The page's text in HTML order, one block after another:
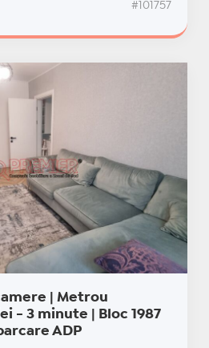
#101757
| Metrou
- 3 minute | Bloc 1987
ADP